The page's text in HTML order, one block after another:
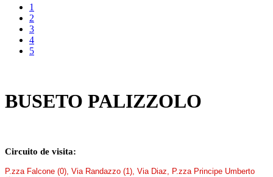
1
2
3
4
5
BUSETO PALIZZOLO
Circuito de visita:
P.zza Falcone (0), Via Randazzo (1), Via Diaz, P.zza Principe Umberto